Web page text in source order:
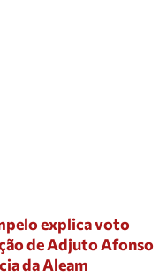
explica voto
de Adjuto Afonso
da Aleam